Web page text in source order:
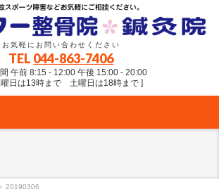
お気軽にお問い合わせください
TEL 044-863-7406
午前 8:15 - 12:00 午後 15:00 - 20:00
日は13時まで 土曜日は18時まで ]
20190306